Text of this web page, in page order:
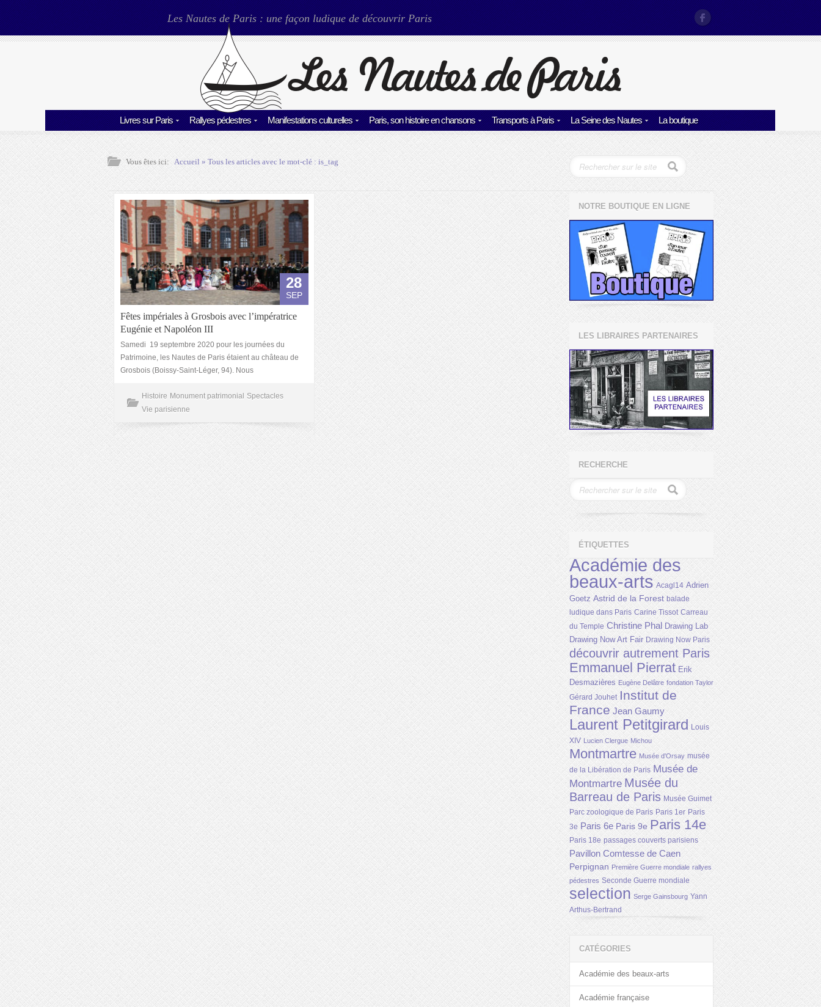
Les Nautes de Paris : une façon ludique de découvrir Paris
Livres sur Paris Rallyes pédestres Manifestations culturelles Paris, son histoire en chansons Transports à Paris La Seine des Nautes La boutique
Vous êtes ici: Accueil» Tous les articles avec le mot-clé :is_tag
28
SEP
Fêtes impériales à Grosbois avec l’impératrice
Eugénie et Napoléon III
Samedi 19 septembre 2020 pour les journées du
Patrimoine, les Nautes de Paris étaient au château de
Grosbois (Boissy-Saint-Léger, 94). Nous
Histoire Monument patrimonial Spectacles
Vie parisienne
NOTRE BOUTIQUE EN LIGNE
LES LIBRAIRES PARTENAIRES
RECHERCHE
ÉTIQUETTES
Académie des
beaux-arts Acagl14 Adrien
Goetz Astrid de la Forest balade
ludique dans Paris Carine Tissot Carreau
du Temple Christine Phal Drawing Lab
Drawing Now Art Fair Drawing Now Paris
découvrir autrement Paris
Emmanuel Pierrat Erik
Desmazières Eugène Delâtre fondation Taylor
Gérard Jouhet Institut de
France Jean Gaumy
Laurent Petitgirard Louis
XIV Lucien Clergue Michou
Montmartre Musée d'Orsay musée
de la Libération de Paris Musée de
Montmartre Musée du
Barreau de Paris Musée Guimet
Parc zoologique de Paris Paris 1er Paris
3e Paris 6e Paris 9e Paris 14e
Paris 18e passages couverts parisiens
Pavillon Comtesse de Caen
Perpignan Première Guerre mondiale rallyes
pédestres Seconde Guerre mondiale
selection Serge Gainsbourg Yann
Arthus-Bertrand
CATÉGORIES
Académie des beaux-arts
Académie française